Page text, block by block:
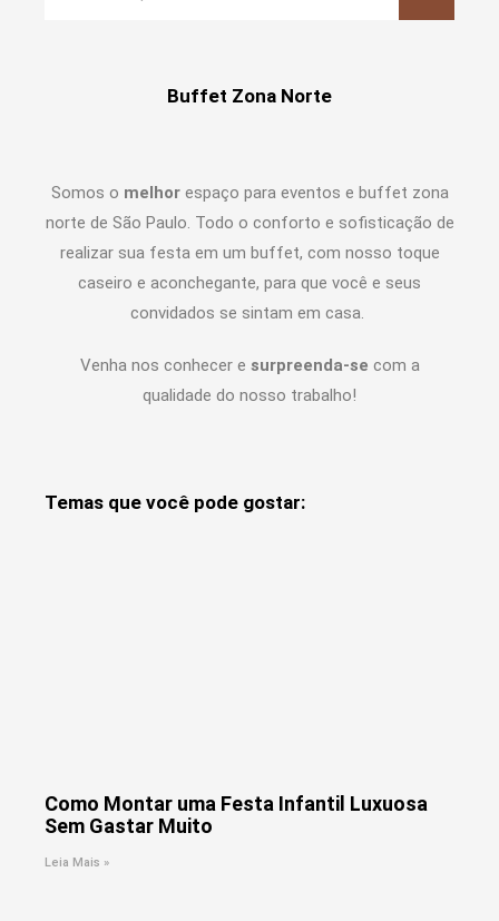
Buffet Zona Norte
Somos o melhorespaço para eventos e buffet zona
norte de São Paulo. Todo o conforto e sofisticação de
realizar sua festa em um buffet, com nosso toque
caseiro e aconchegante, para que você e seus
convidados se sintam em casa.
Venha nos conhecer e surpreenda-se com a
qualidade do nosso trabalho!
Temas que você pode gostar:
Como Montar uma Festa Infantil Luxuosa
Sem Gastar Muito
Leia Mais »